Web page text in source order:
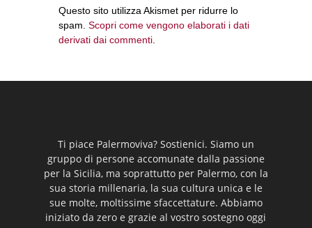
Questo sito utilizza Akismet per ridurre lo
spam. Scopri come vengono elaborati i dati
derivati dai commenti
Ti piace Palermoviva? Sostienici. Siamo un
gruppo di persone accomunate dalla passione
per la Sicilia, ma soprattutto per Palermo, con la
sua storia millenaria, la sua cultura unica e le
sue molte, moltissime sfaccettature. Abbiamo
iniziato da zero e grazie al vostro sostegno oggi